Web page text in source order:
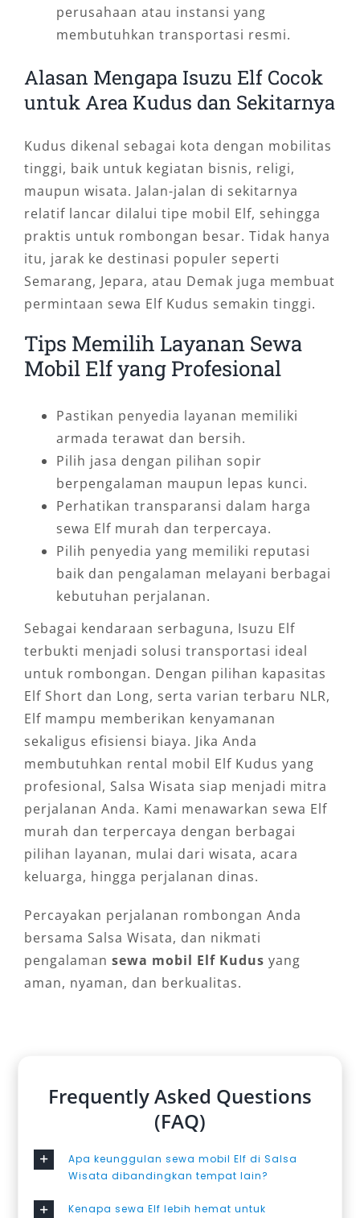
perusahaan atau instansi yang
membutuhkan transportasi resmi.
Alasan Mengapa Isuzu Elf Cocok
untuk Area Kudus dan Sekitarnya
Kudus dikenal sebagai kota dengan mobilitas
tinggi, baik untuk kegiatan bisnis, religi,
maupun wisata. Jalan-jalan di sekitarnya
relatif lancar dilalui tipe mobil Elf, sehingga
praktis untuk rombongan besar. Tidak hanya
itu, jarak ke destinasi populer seperti
Semarang, Jepara, atau Demak juga membuat
permintaan sewa Elf Kudus semakin tinggi.
Tips Memilih Layanan Sewa
Mobil Elf yang Profesional
Pastikan penyedia layanan memiliki
armada terawat dan bersih.
Pilih jasa dengan pilihan sopir
berpengalaman maupun lepas kunci.
Perhatikan transparansi dalam harga
sewa Elf murah dan terpercaya.
Pilih penyedia yang memiliki reputasi
baik dan pengalaman melayani berbagai
kebutuhan perjalanan.
Sebagai kendaraan serbaguna, Isuzu Elf
terbukti menjadi solusi transportasi ideal
untuk rombongan. Dengan pilihan kapasitas
Elf Short dan Long, serta varian terbaru NLR,
Elf mampu memberikan kenyamanan
sekaligus efisiensi biaya. Jika Anda
membutuhkan rental mobil Elf Kudus yang
profesional, Salsa Wisata siap menjadi mitra
perjalanan Anda. Kami menawarkan sewa Elf
murah dan terpercaya dengan berbagai
pilihan layanan, mulai dari wisata, acara
keluarga, hingga perjalanan dinas.
Percayakan perjalanan rombongan Anda
bersama Salsa Wisata, dan nikmati
pengalaman sewa mobil Elf Kudus yang
aman, nyaman, dan berkualitas.
Frequently Asked Questions
(FAQ)
Apa keunggulan sewa mobil Elf di Salsa
Wisata dibandingkan tempat lain?
Kenapa sewa Elf lebih hemat untuk